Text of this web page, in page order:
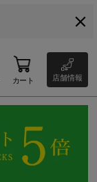
カート 店舗情報